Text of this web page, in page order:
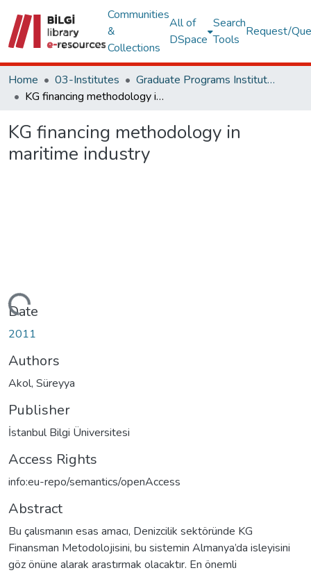
Communities
&
Collections
All of
DSpace
Search
Tools
Request/
Home 03-Institutes
Graduate Programs Institute Thesis Collection
KG financing methodology in maritime industry
KG financing methodology in
maritime industry
Date
2011
Authors
Akol, Süreyya
Publisher
İstanbul Bilgi Üniversitesi
Access Rights
info:eu-repo/semantics/openAccess
Abstract
Bu çalısmanın esas amacı, Denizcilik sektöründe KG
Finansman Metodolojisini, bu sistemin Almanya’da isleyisini
göz önüne alarak arastırmak olacaktır. En önemli